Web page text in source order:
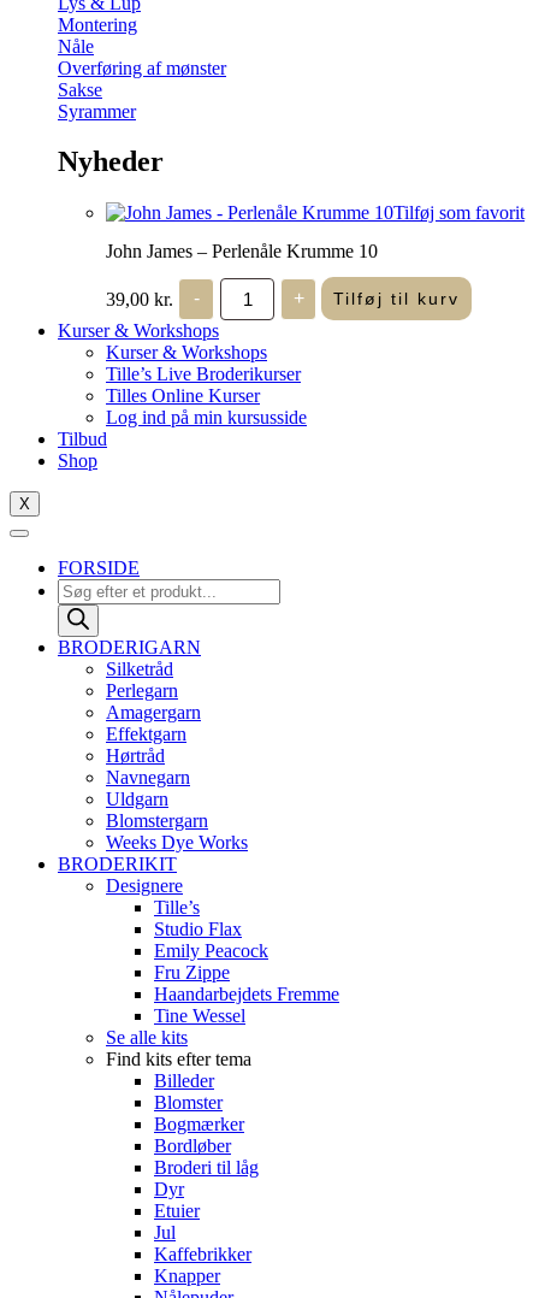
Montering
Nåle
Overføring af mønster
Sakse
Syrammer
Nyheder
Tilføj som favorit
John James – Perlenåle Krumme 10
39,00 kr. -
John
James
-
Perlenåle
Krumme
10
antal
+ Tilføj til kurv
Kurser & Workshops
Kurser & Workshops
Tille’s Live Broderikurser
Tilles Online Kurser
Log ind på min kursusside
Tilbud
Shop
X
FORSIDE
Products
search
BRODERIGARN
Silketråd
Perlegarn
Amagergarn
Effektgarn
Hørtråd
Navnegarn
Uldgarn
Blomstergarn
Weeks Dye Works
BRODERIKIT
Designere
Tille’s
Studio Flax
Emily Peacock
Fru Zippe
Haandarbejdets Fremme
Tine Wessel
Se alle kits
Find kits efter tema
Billeder
Blomster
Bogmærker
Bordløber
Broderi til låg
Dyr
Etuier
Jul
Kaffebrikker
Knapper